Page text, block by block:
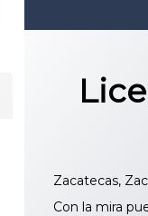
Zacatecas,
Con la mira